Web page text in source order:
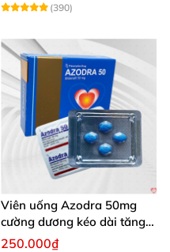
(390)
Viên uống Azodra 50mg
cường dương kéo dài tăng
sinh lý nam
250.000₫